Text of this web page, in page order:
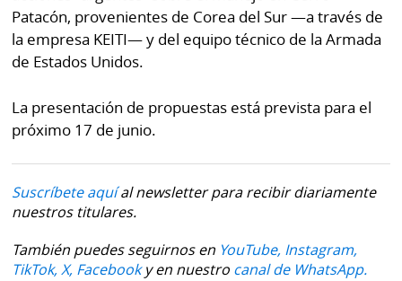
Patacón, provenientes de Corea del Sur —a través de
la empresa KEITI— y del equipo técnico de la Armada
de Estados Unidos.
La presentación de propuestas está prevista para el
próximo 17 de junio.
Suscríbete aquíal newsletter para recibir diariamente
nuestros titulares.
También puedes seguirnos en YouTube, Instagram,
TikTok, X, Facebooky en nuestro canal de WhatsApp.